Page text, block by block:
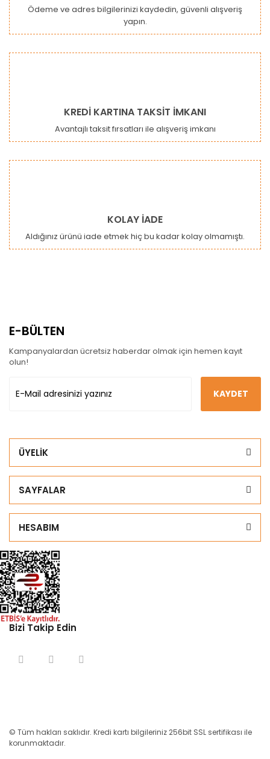
Gönder
Ödeme ve adres bilgilerinizi kaydedin, güvenli alışveriş
yapın.
KREDİ KARTINA TAKSİT İMKANI
Avantajlı taksit fırsatları ile alışveriş imkanı
KOLAY İADE
Aldığınız ürünü iade etmek hiç bu kadar kolay olmamıştı.
E-BÜLTEN
Kampanyalardan ücretsiz haberdar olmak için hemen kayıt
olun!
KAYDET
ÜYELİK
SAYFALAR
HESABIM
Bizi Takip Edin
© Tüm hakları saklıdır. Kredi kartı bilgileriniz 256bit SSL sertifikası ile
korunmaktadır.